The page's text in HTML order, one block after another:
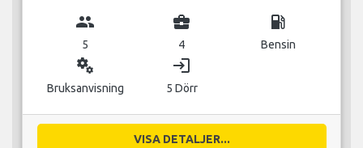
group
5
business_center
4
local_gas_station
Bensin
miscellaneous_services
Bruksanvisning
login
5 Dörr
VISA DETALJER...